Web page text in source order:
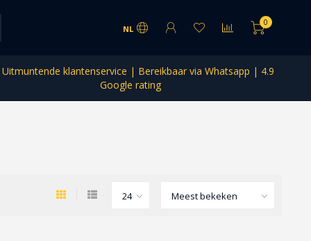
NL
0
Uitmuntende klantenservice | Bereikbaar via Whatsapp | 4.9
Google rating